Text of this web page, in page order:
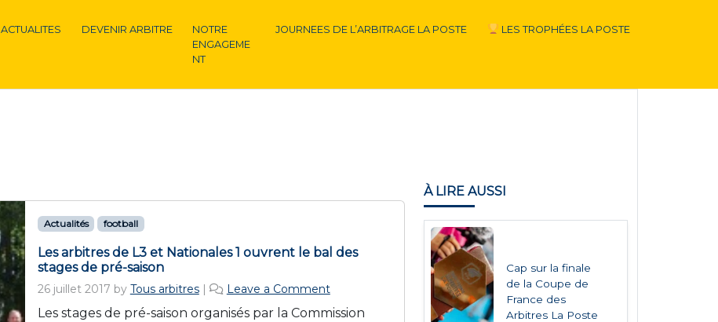
ACTUALITES DEVENIR ARBITRE
NOTRE
ENGAGEME
NT
JOURNEES DE L’ARBITRAGE LA POSTE LES TROPHÉES LA POSTE
Actualités football
Les arbitres de L3 et Nationales 1 ouvrent le bal des
stages de pré-saison
26 juillet 2017 by Tous arbitres | Leave a Comment
Les stages de pré-saison organisés par la Commission
À LIRE AUSSI
Cap sur la finale
de la Coupe de
France des
Arbitres La Poste